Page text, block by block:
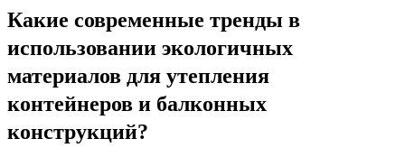
Какие современные тренды в
использовании экологичных
материалов для утепления
контейнеров и балконных
конструкций?